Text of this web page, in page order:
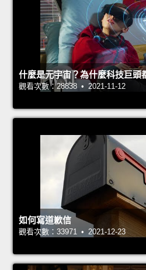
什麼是元宇宙？為什麼科技巨頭
觀看次數：28838 • 2021-11-12
如何寫道歉信
觀看次數：33971 • 2021-12-23